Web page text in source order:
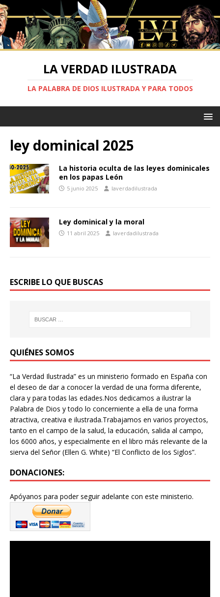
LA VERDAD ILUSTRADA
LA PALABRA DE DIOS ILUSTRADA Y PARA TODOS
ley dominical 2025
La historia oculta de las leyes dominicales
en los papas León
5 junio 2025 laverdadilustrada
Ley dominical y la moral
11 abril 2025 laverdadilustrada
ESCRIBE LO QUE BUSCAS
QUIÉNES SOMOS
“La Verdad Ilustrada” es un ministerio formado en España con
el deseo de dar a conocer la verdad de una forma diferente,
clara y para todas las edades.Nos dedicamos a ilustrar la
Palabra de Dios y todo lo concerniente a ella de una forma
atractiva, creativa e ilustrada.Trabajamos en varios proyectos,
tanto en el campo de la salud, la educación, salida al campo,
los 6000 años, y especialmente en el libro más relevante de la
sierva del Señor (Ellen G. White) “El Conflicto de los Siglos”.
DONACIONES:
Apóyanos para poder seguir adelante con este ministerio.